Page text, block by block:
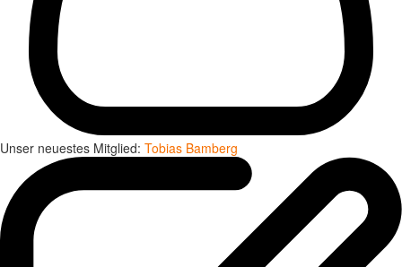
Unser neuestes Mitglied: Tobias Bamberg